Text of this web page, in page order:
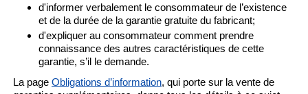
d'informer verbalement le consommateur de l’existence
et de la durée de la garantie gratuite du fabricant;
d'expliquer au consommateur comment prendre
connaissance des autres caractéristiques de cette
garantie, s’il le demande.
La page Obligations d’information, qui porte sur la vente de